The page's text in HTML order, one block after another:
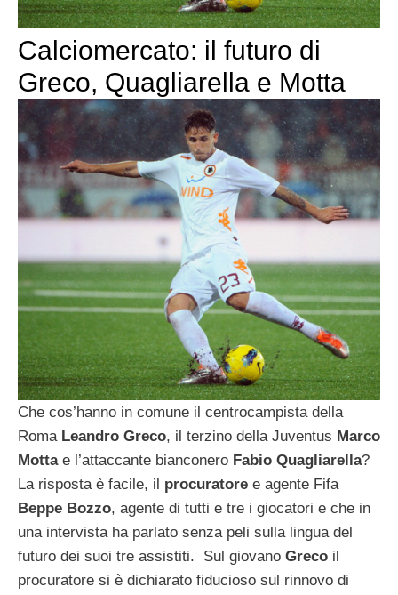
Calciomercato: il futuro di
Greco, Quagliarella e Motta
Che cos’hanno in comune il centrocampista della
Roma Leandro Greco, il terzino della Juventus Marco
Mottae l’attaccante bianconero Fabio Quagliarella?
La risposta è facile, il procuratore e agente Fifa
Beppe Bozzo, agente di tutti e tre i giocatori e che in
una intervista ha parlato senza peli sulla lingua del
futuro dei suoi tre assistiti. Sul giovano Greco il
procuratore si è dichiarato fiducioso sul rinnovo di